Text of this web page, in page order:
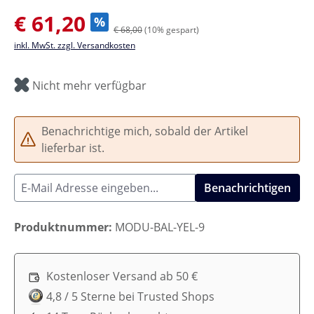
Verkaufspreis:
€ 61,20 % € 68,00(10% gespart)
inkl. MwSt. zzgl. Versandkosten
Nicht mehr verfügbar
Benachrichtige mich, sobald der Artikel
lieferbar ist.
Benachrichtigen
Produktnummer: MODU-BAL-YEL-9
Kostenloser Versand ab 50 €
4,8 / 5 Sterne bei Trusted Shops